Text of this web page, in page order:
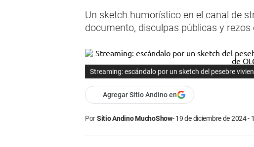
Un sketch humorístico en el canal de
documento, disculpas públicas y rezos
Streaming: escándalo por un sketch del pesebre
Agregar Sitio Andino en
PorSitio Andino MuchoShow 19 de diciembre de 2024 -